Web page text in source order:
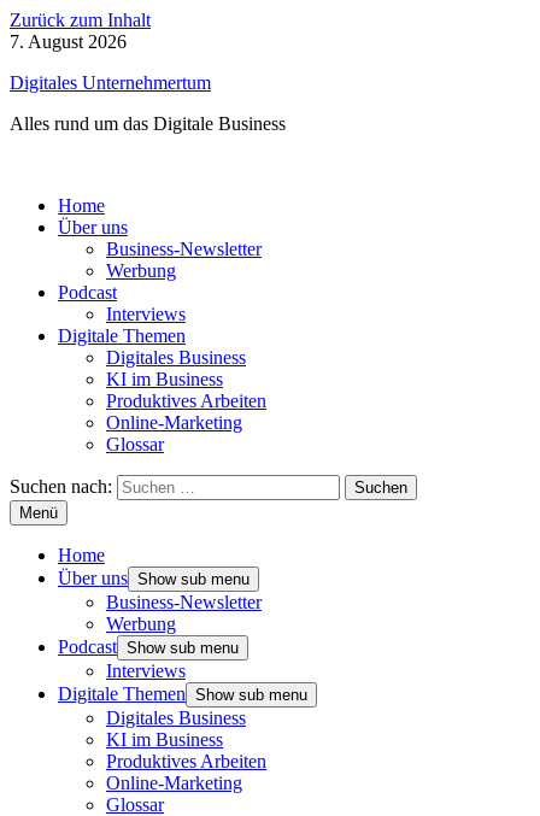
Zurück zum Inhalt
7. August 2026
Digitales Unternehmertum
Alles rund um das Digitale Business
Home
Über uns
Business-Newsletter
Werbung
Podcast
Interviews
Digitale Themen
Digitales Business
KI im Business
Produktives Arbeiten
Online-Marketing
Glossar
Suchen nach:
Menü
Home
Über uns Show sub menu
Business-Newsletter
Werbung
Podcast Show sub menu
Interviews
Digitale Themen Show sub menu
Digitales Business
KI im Business
Produktives Arbeiten
Online-Marketing
Glossar